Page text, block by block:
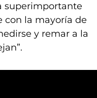
superimportante
con la mayoría de
y remar a la